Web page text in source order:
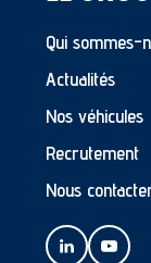
Qui sommes-
Actualités
Nos véhicules
Recrutement
Nous